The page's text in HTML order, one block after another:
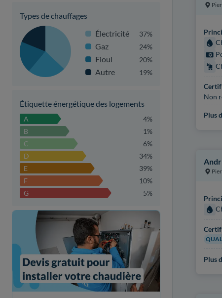
Types de chauffages
Électricité
37%
Gaz 24%
Fioul 20%
Autre 19%
Étiquette énergétique des logements
A
4%
B
1%
C
6%
D
34%
E
39%
F
10%
G
5%
Non
Plus
Plus